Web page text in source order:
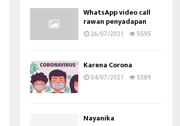
WhatsApp video call
rawan penyadapan
26/07/2021 5595
Karena Corona
04/07/2021 5589
Nayanika